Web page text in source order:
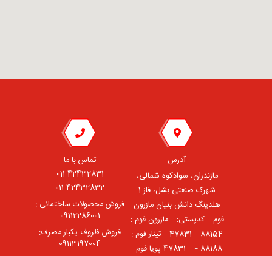
آدرس
مازندران، سوادکوه شمالی،
شهرک صنعتی بشل، فاز 1
هلدینگ دانش بنیان مازرون
فوم ⠀کدپستی: ⠀مازرون فوم :
88154 – 47831 ⠀تینار فوم :
88188 – 47831⠀ پویا فوم :
تماس با ما
42432831 011
42432832 011
فروش محصولات ساختمانی :
09112286001
فروش ظروف یکبار مصرف:
09113197004